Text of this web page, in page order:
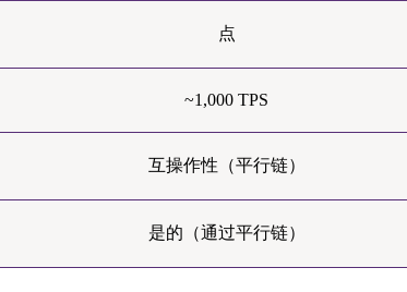
点
~1,000 TPS
互操作性（平行链）
是的（通过平行链）